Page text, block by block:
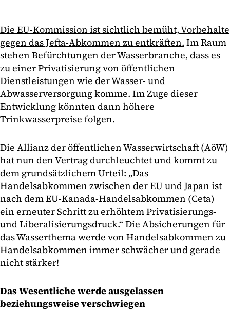
Die EU-Kommission ist sichtlich bemüht, Vorbehalte
gegen das Jefta-Abkommen zu entkräften. Im Raum
stehen Befürchtungen der Wasserbranche, dass es
zu einer Privatisierung von öffentlichen
Dienstleistungen wie der Wasser- und
Abwasserversorgung komme. Im Zuge dieser
Entwicklung könnten dann höhere
Trinkwasserpreise folgen.
Die Allianz der öffentlichen Wasserwirtschaft (AöW)
hat nun den Vertrag durchleuchtet und kommt zu
dem grundsätzlichem Urteil: „Das
Handelsabkommen zwischen der EU und Japan ist
nach dem EU-Kanada-Handelsabkommen (Ceta)
ein erneuter Schritt zu erhöhtem Privatisierungs-
und Liberalisierungsdruck.“ Die Absicherungen für
das Wasserthema werde von Handelsabkommen zu
Handelsabkommen immer schwächer und gerade
nicht stärker!
Das Wesentliche werde ausgelassen
beziehungsweise verschwiegen